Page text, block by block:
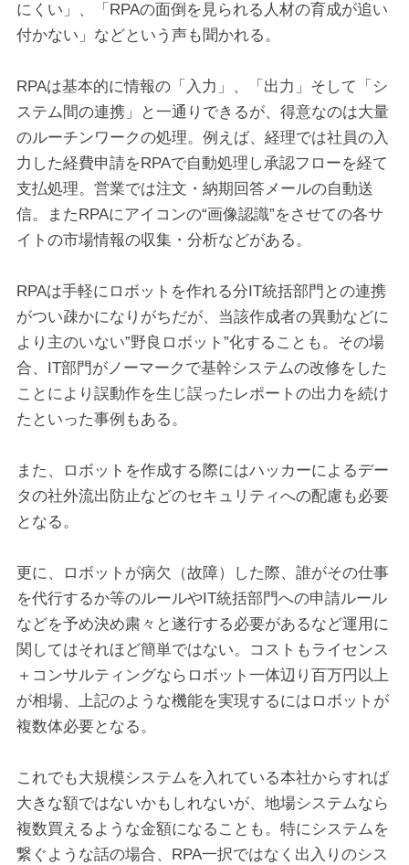
にくい」、「RPAの面倒を見られる人材の育成が追い
付かない」などという声も聞かれる。
RPAは基本的に情報の「入力」、「出力」そして「シ
ステム間の連携」と一通りできるが、得意なのは大量
のルーチンワークの処理。例えば、経理では社員の入
力した経費申請をRPAで自動処理し承認フローを経て
支払処理。営業では注文・納期回答メールの自動送
信。またRPAにアイコンの“画像認識”をさせての各サ
イトの市場情報の収集・分析などがある。
RPAは手軽にロボットを作れる分IT統括部門との連携
がつい疎かになりがちだが、当該作成者の異動などに
より主のいない”野良ロボット”化することも。その場
合、IT部門がノーマークで基幹システムの改修をした
ことにより誤動作を生じ誤ったレポートの出力を続け
たといった事例もある。
また、ロボットを作成する際にはハッカーによるデー
タの社外流出防止などのセキュリティへの配慮も必要
となる。
更に、ロボットが病欠（故障）した際、誰がその仕事
を代行するか等のルールやIT統括部門への申請ルール
などを予め決め粛々と遂行する必要があるなど運用に
関してはそれほど簡単ではない。コストもライセンス
＋コンサルティングならロボット一体辺り百万円以上
が相場、上記のような機能を実現するにはロボットが
複数体必要となる。
これでも大規模システムを入れている本社からすれば
大きな額ではないかもしれないが、地場システムなら
複数買えるような金額になることも。特にシステムを
繋ぐような話の場合、RPA一択ではなく出入りのシス